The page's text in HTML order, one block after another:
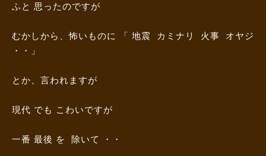
ふと 思ったのですが
むかしから、怖いものに 「 地震 カミナリ 火事 オヤジ
・・」
とか、言われますが
現代 でも こわいですが
一番 最後 を 除いて ・・